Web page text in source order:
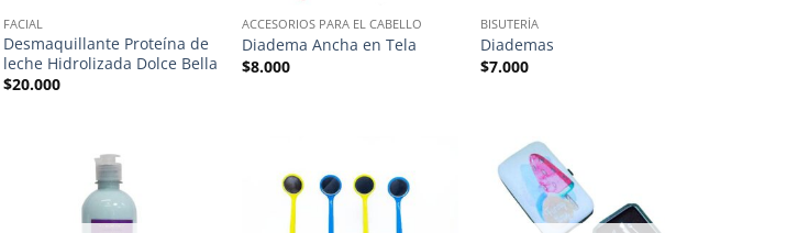
FACIAL
Desmaquillante Proteína de
leche Hidrolizada Dolce Bella
$20.000
ACCESORIOS PARA EL CABELLO
Diadema Ancha en Tela
$8.000
BISUTERÍA
Diademas
$7.000